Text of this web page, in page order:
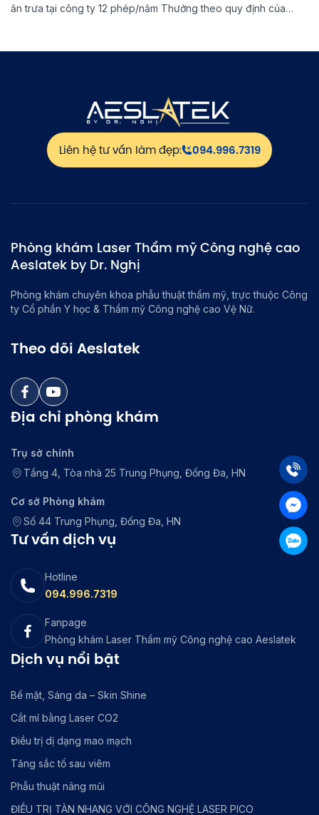
ăn trưa tại công ty 12 phép/năm Thưởng theo quy định của
Liên hệ tư vấn làm đẹp: 094.996.7319
Phòng khám Laser Thẩm mỹ Công nghệ cao
Aeslatek by Dr. Nghị
Phòng khám chuyên khoa phẫu thuật thẩm mỹ, trực thuộc Công
ty Cổ phần Y học & Thẩm mỹ Công nghệ cao Vệ Nữ.
Theo dõi Aeslatek
Địa chỉ phòng khám
Trụ sở chính
Tầng 4, Tòa nhà 25 Trung Phụng, Đống Đa, HN
Cơ sở Phòng khám
Số 44 Trung Phụng, Đống Đa, HN
Tư vấn dịch vụ
Hotline
094.996.7319
Fanpage
Phòng khám Laser Thẩm mỹ Công nghệ cao Aeslatek
Dịch vụ nổi bật
Bề mặt, Sáng da – Skin Shine
Cắt mí bằng Laser CO2
Điều trị dị dạng mao mạch
Tăng sắc tố sau viêm
Phẫu thuật nâng mũi
ĐIỀU TRỊ TÀN NHANG VỚI CÔNG NGHỆ LASER PICO